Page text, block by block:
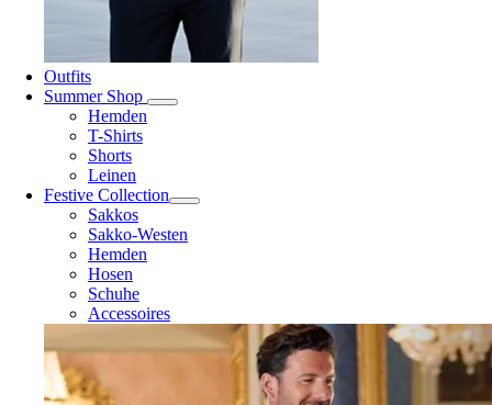
Outfits
Summer Shop
Hemden
T-Shirts
Shorts
Leinen
Festive Collection
Sakkos
Sakko-Westen
Hemden
Hosen
Schuhe
Accessoires